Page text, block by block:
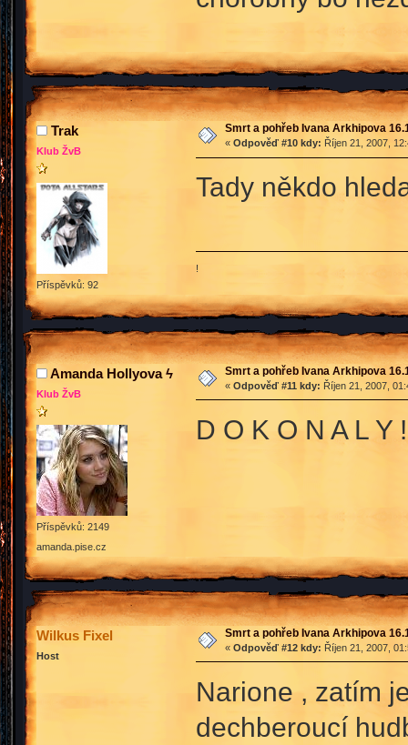
Trak
Klub ŽvB
Příspěvků: 92
Smrt a pohřeb Ivana Arkhipova
« Odpověď #10 kdy: Říjen 21, 2007,
Tady někdo
!
Amanda Hollyova ϟ
Klub ŽvB
Příspěvků: 2149
amanda.pise.cz
Smrt a pohřeb Ivana Arkhipova
« Odpověď #11 kdy: Říjen 21, 2007,
D O K O N A L
Wilkus Fixel
Host
Smrt a pohřeb Ivana Arkhipova
« Odpověď #12 kdy: Říjen 21, 2007,
Narione , zatím
dechberoucí